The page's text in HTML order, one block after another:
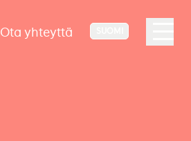
Ota yhteyttä